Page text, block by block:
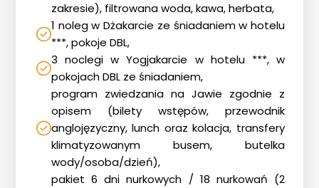
zakresie), filtrowana woda, kawa, herbata,
1 noleg w Dżakarcie ze śniadaniem w hotelu
***, pokoje DBL,
3 noclegi w Yogjakarcie w hotelu ***, w
pokojach DBL ze śniadaniem,
program zwiedzania na Jawie zgodnie z
opisem (bilety wstępów, przewodnik
anglojęzyczny, lunch oraz kolacja, transfery
klimatyzowanym busem, butelka
wody/osoba/dzień),
pakiet 6 dni nurkowych / 18 nurkowań (2